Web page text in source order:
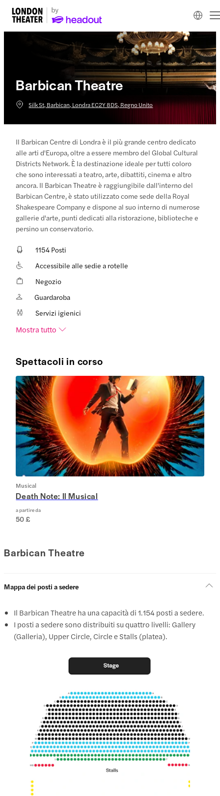
Barbican Theatre
Silk St, Barbican, Londra EC2Y 8DS, Regno Unito
Il Barbican Centre di Londra è il più grande centro dedicato
alle arti d'Europa, oltre a essere membro del Global Cultural
Districts Network. È la destinazione ideale per tutti coloro
che sono interessati a teatro, arte, dibattiti, cinema e altro
ancora. Il Barbican Theatre è raggiungibile dall'interno del
Barbican Centre, è stato utilizzato come sede della Royal
Shakespeare Company e dispone al suo interno di numerose
gallerie d'arte, punti dedicati alla ristorazione, biblioteche e
persino un conservatorio.
1154 Posti
Accessibile alle sedie a rotelle
Negozio
Guardaroba
Servizi igienici
Mostra tutto
Spettacoli in corso
Musical
Death Note: Il Musical
a partire da
50 £
Barbican Theatre
Mappa dei posti a sedere
Il Barbican Theatre ha una capacità di 1.154 posti a sedere.
I posti a sedere sono distribuiti su quattro livelli: Gallery
(Galleria), Upper Circle, Circle e Stalls (platea).